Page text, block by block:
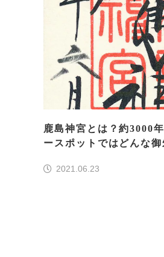
鹿島神宮とは？約3000
ースポットではどんな
2021.06.23